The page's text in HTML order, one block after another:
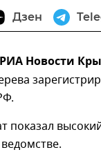
Дзен
Новости
показал